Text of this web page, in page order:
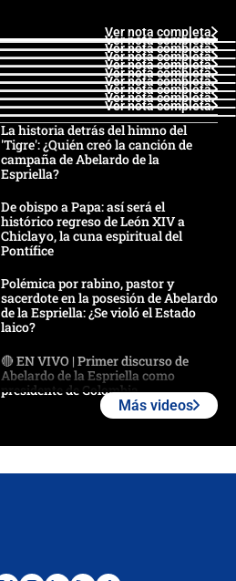
Ver nota completa
Ver nota completa
Ver nota completa
Ver nota completa
Ver nota completa
Ver nota completa
Ver nota completa
Ver nota completa
Ver nota completa
Ver nota completa
La historia detrás del himno del
'Tigre': ¿Quién creó la canción de
campaña de Abelardo de la
Espriella?
De obispo a Papa: así será el
histórico regreso de León XIV a
Chiclayo, la cuna espiritual del
Pontífice
Polémica por rabino, pastor y
sacerdote en la posesión de Abelardo
de la Espriella: ¿Se violó el Estado
laico?
🔴 EN VIVO | Primer discurso de
Abelardo de la Espriella como
presidente de Colombia
Espriella en Cali inicia la
Más videos